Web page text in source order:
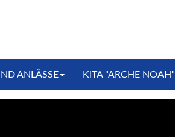
ANLÄSSE KITA "ARCHE NOAH"